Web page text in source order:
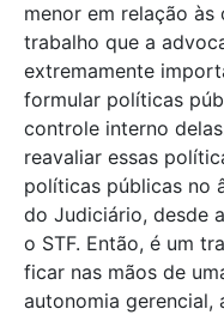
menor em relação
trabalho que a
extremamente
formular políticas
controle interno
reavaliar essas
políticas públicas no
do Judiciário, desde
o STF. Então, é um
ficar nas mãos de
autonomia gerencial,